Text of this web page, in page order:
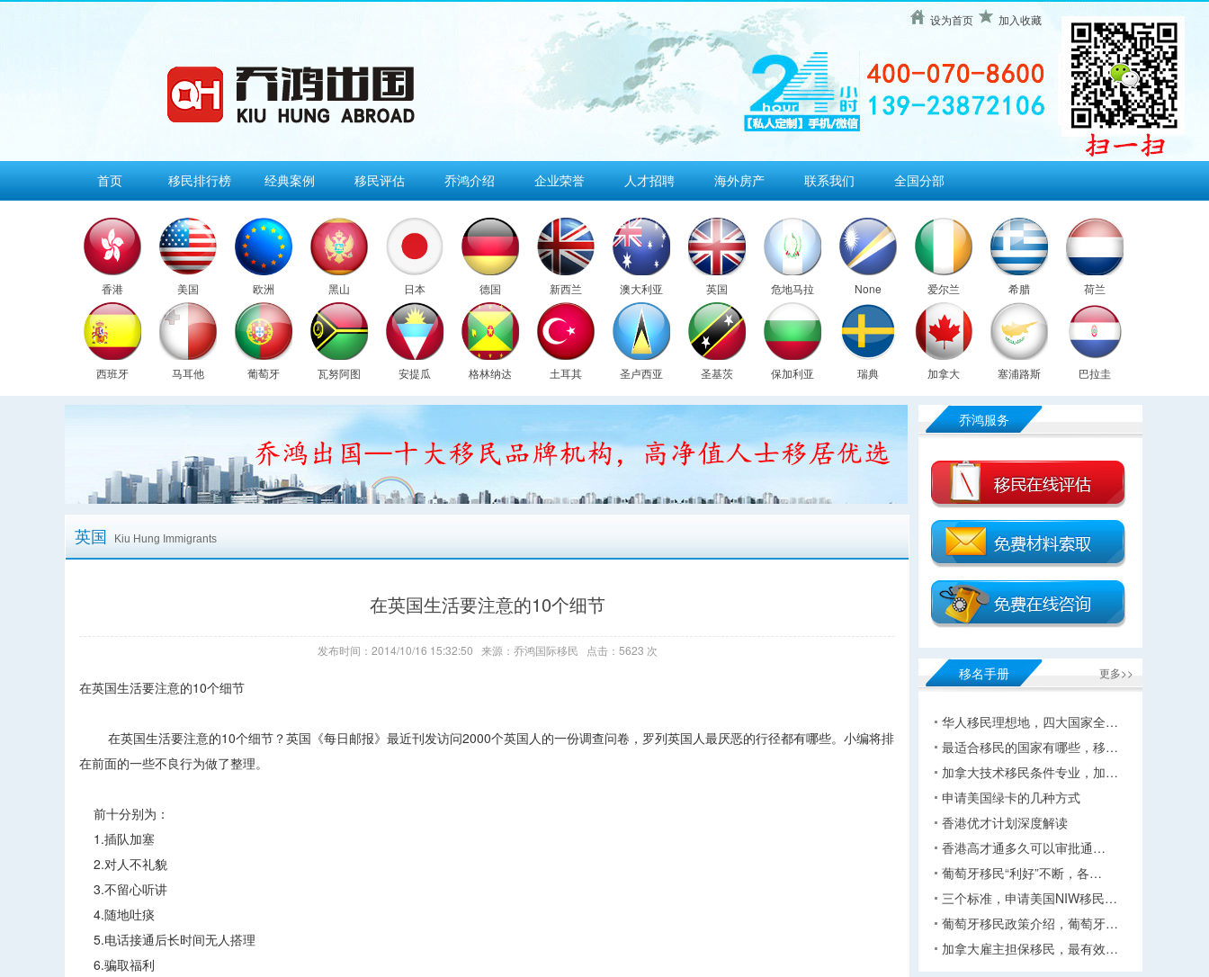
设为首页 加入收藏
首页 移民排行榜 经典案例 移民评估 乔鸿介绍 企业荣誉 人才招聘 海外房产 联系我们 全国分部
香港 美国 欧洲 黑山 日本 德国 新西兰 澳大利亚 英国 危地马拉 None 爱尔兰 希腊 荷兰
西班牙 马耳他 葡萄牙 瓦努阿图 安提瓜 格林纳达 土耳其 圣卢西亚 圣基茨 保加利亚 瑞典 加拿大 塞浦路斯 巴拉圭
英国 Kiu Hung Immigrants
在英国生活要注意的10个细节
发布时间：2014/10/16 15:32:50 来源：乔鸿国际移民 点击：5623 次
在英国生活要注意的10个细节
在英国生活要注意的10个细节？英国《每日邮报》最近刊发访问2000个英国人的一份调查问卷，罗列英国人最厌恶的行径都有哪些。小编将排
在前面的一些不良行为做了整理。
前十分别为：
1.插队加塞
2.对人不礼貌
3.不留心听讲
4.随地吐痰
5.电话接通后长时间无人搭理
6.骗取福利
乔鸿服务
更多>>
移名手册
华人移民理想地，四大国家全…
最适合移民的国家有哪些，移…
加拿大技术移民条件专业，加…
申请美国绿卡的几种方式
香港优才计划深度解读
香港高才通多久可以审批通…
葡萄牙移民“利好”不断，各…
三个标准，申请美国NIW移民…
葡萄牙移民政策介绍，葡萄牙…
加拿大雇主担保移民，最有效…